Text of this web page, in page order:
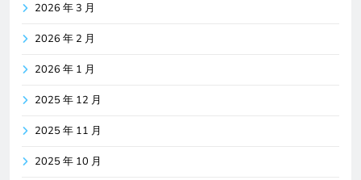
2026 年 3 月
2026 年 2 月
2026 年 1 月
2025 年 12 月
2025 年 11 月
2025 年 10 月